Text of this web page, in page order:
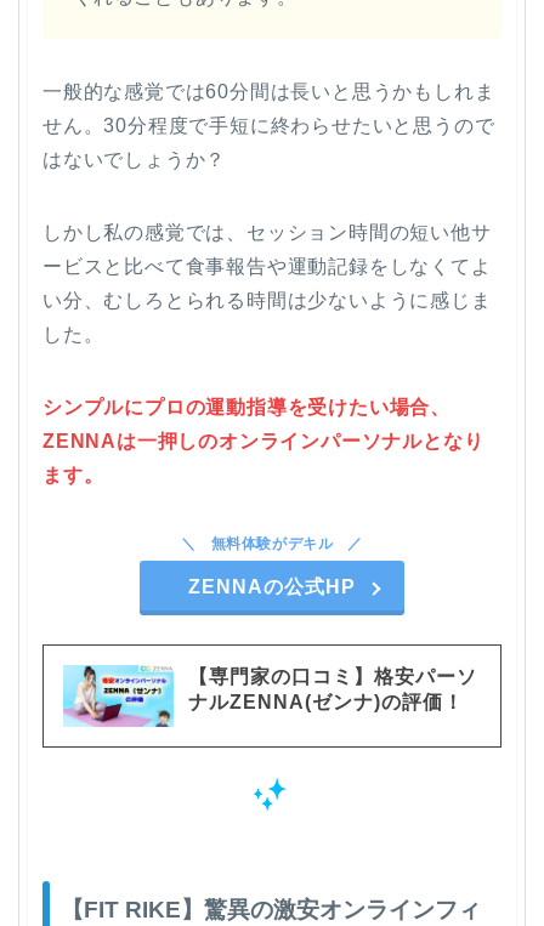
一般的な感覚では60分間は長いと思うかもしれま
せん。30分程度で手短に終わらせたいと思うので
はないでしょうか？
しかし私の感覚では、セッション時間の短い他サ
ービスと比べて食事報告や運動記録をしなくてよ
い分、むしろとられる時間は少ないように感じま
した。
シンプルにプロの運動指導を受けたい場合、
ZENNAは一押しのオンラインパーソナルとなり
ます。
無料体験がデキル
ZENNAの公式HP
【専門家の口コミ】格安パーソ
ナルZENNA(ゼンナ)の評価！
【FIT RIKE】驚異の激安オンラインフィ